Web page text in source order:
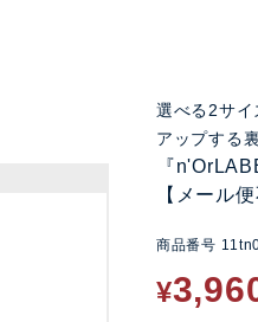
選べる2サイ
アップする
『
【メール
商品番号
¥